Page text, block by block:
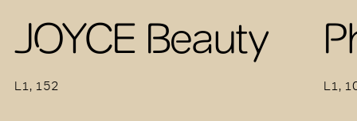
JOYCE Beauty
L1, 152 L1,